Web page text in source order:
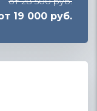
19 000 руб.